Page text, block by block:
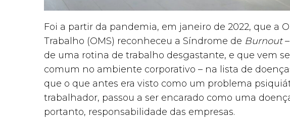
Foi a partir da pandemia, em janeiro de 2022, que a
Trabalho (OMS) reconheceu a Síndrome de Burnout
de uma rotina de trabalho desgastante, e que vem
comum no ambiente corporativo – na lista de
que o que antes era visto como um problema
trabalhador, passou a ser encarado como uma
portanto, responsabilidade das empresas.